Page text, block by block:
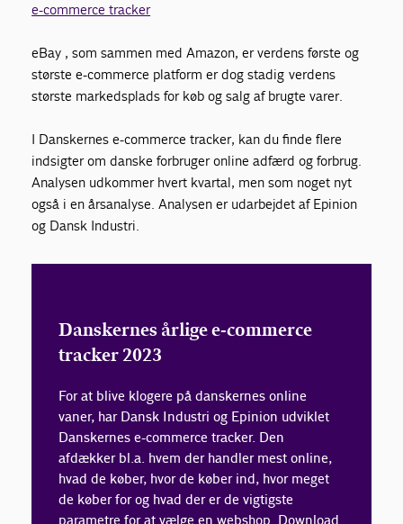
e-commerce tracker
eBay , somsammen med Amazon, erverdens første og
største e-commerce platform erdogstadig verdens
største markedsplads for køb og salg af brugte varer.
I Danskernese-commerce tracker, kan du finde flere
indsigter om danske forbruger online adfærd og forbrug.
Analysen udkommer hvert kvartal, men som noget nyt
også i en årsanalyse. Analysen er udarbejdet af Epinion
og Dansk Industri.
Danskernes årlige e-commerce
tracker 2023
For at blive klogere på danskernes online
vaner, har Dansk Industri og Epinion udviklet
Danskernes e-commerce tracker. Den
afdækker bl.a. hvem der handler mest online,
hvad de køber, hvor de køber ind, hvor meget
de køber for og hvad der er de vigtigste